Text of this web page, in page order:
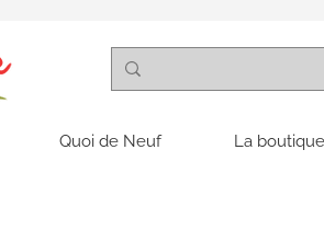
Quoi de Neuf La